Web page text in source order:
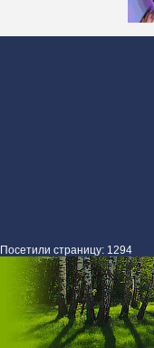
Посетили страницу: 1294